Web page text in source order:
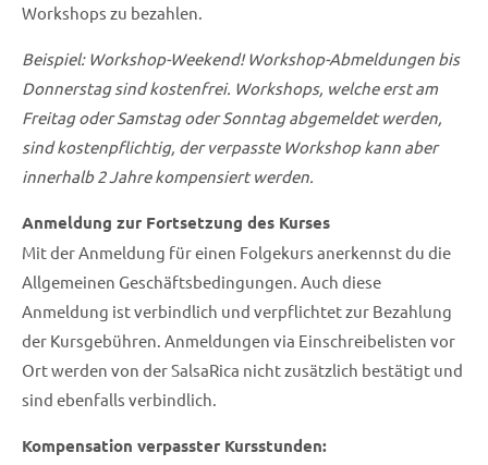
Workshops zu bezahlen.
Beispiel: Workshop-Weekend! Workshop-Abmeldungen bis
Donnerstag sind kostenfrei. Workshops, welche erst am
Freitag oder Samstag oder Sonntag abgemeldet werden,
sind kostenpflichtig, der verpasste Workshop kann aber
innerhalb 2 Jahre kompensiert werden.
Anmeldung zur Fortsetzung des Kurses
Mit der Anmeldung für einen Folgekurs anerkennst du die
Allgemeinen Geschäftsbedingungen. Auch diese
Anmeldung ist verbindlich und verpflichtet zur Bezahlung
der Kursgebühren. Anmeldungen via Einschreibelisten vor
Ort werden von der SalsaRica nicht zusätzlich bestätigt und
sind ebenfalls verbindlich.
Kompensation verpasster Kursstunden: